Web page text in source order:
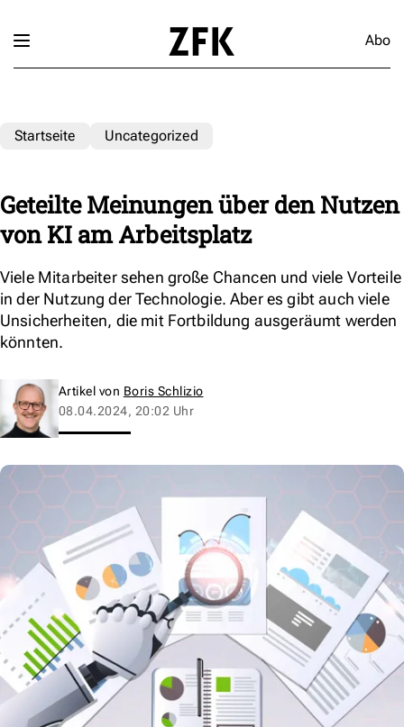
Abo
Startseite Uncategorized
Geteilte Meinungen über den Nutzen
von KI am Arbeitsplatz
Viele Mitarbeiter sehen große Chancen und viele Vorteile
in der Nutzung der Technologie. Aber es gibt auch viele
Unsicherheiten, die mit Fortbildung ausgeräumt werden
könnten.
Artikel von Boris Schlizio
08.04.2024, 20:02 Uhr